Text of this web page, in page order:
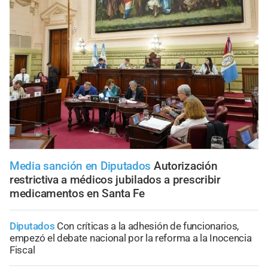
Media sanción en Diputados Autorización
restrictiva a médicos jubilados a prescribir
medicamentos en Santa Fe
Diputados Con críticas a la adhesión de funcionarios,
empezó el debate nacional por la reforma a la Inocencia
Fiscal